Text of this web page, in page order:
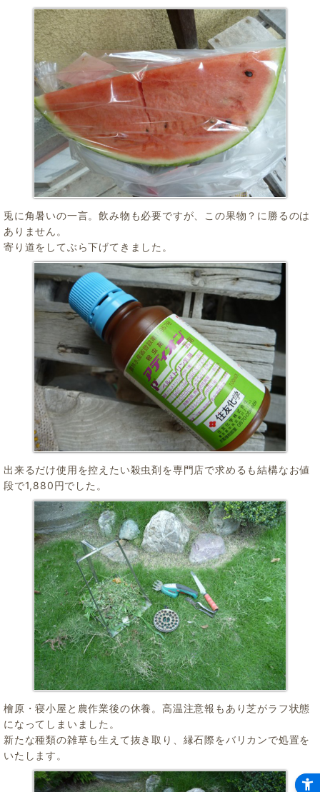
兎に角暑いの一言。飲み物も必要ですが、この果物？に勝るのは
ありません。
寄り道をしてぶら下げてきました。
出来るだけ使用を控えたい殺虫剤を専門店で求めるも結構なお値
段で1,880円でした。
檜原・寝小屋と農作業後の休養。高温注意報もあり芝がラフ状態
になってしまいました。
新たな種類の雑草も生えて抜き取り、縁石際をバリカンで処置を
いたします。